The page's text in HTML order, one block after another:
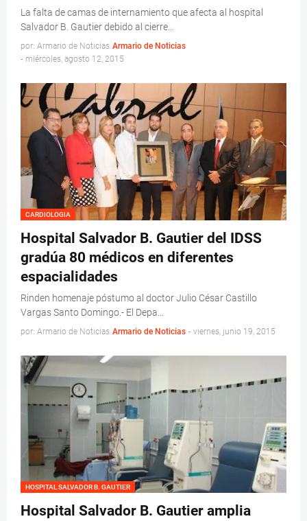
La falta de camas de internamiento que afecta al hospital
Salvador B. Gautier debido al cierre…
por: Armario de Noticias Armario de Noticias
- miércoles, agosto 12, 2015
CARDIOLOGIA
Hospital Salvador B. Gautier del IDSS
gradúa 80 médicos en diferentes
espacialidades
Rinden homenaje póstumo al doctor Julio César Castillo
Vargas Santo Domingo.- El Depa…
por: Armario de Noticias Armario de Noticias - viernes, junio 19, 2015
HOSPITAL SALVADOR B. GAUTIER
Hospital Salvador B. Gautier amplia